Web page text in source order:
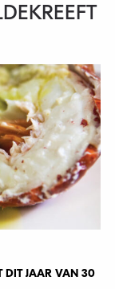
DIT JAAR VAN 30